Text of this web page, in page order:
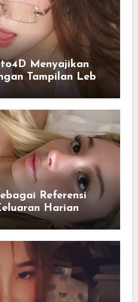
Menyajikan
Tampilan Lebih
Referensi
Harian